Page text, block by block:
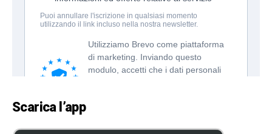
Scarica l’app